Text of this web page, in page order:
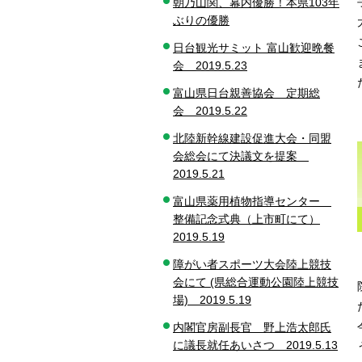
ぶりの優勝
日台観光サミット 富山歓迎晩餐
会 2019.5.23
富山県日台親善協会 定期総
会 2019.5.22
北陸新幹線建設促進大会・同盟
会総会にて決議文を提案
2019.5.21
富山県薬用植物指導センター
整備記念式典（上市町にて）
2019.5.19
障がい者スポーツ大会陸上競技
会にて (県総合運動公園陸上競技
場) 2019.5.19
内閣官房副長官 野上浩太郎氏
に議長就任あいさつ 2019.5.13